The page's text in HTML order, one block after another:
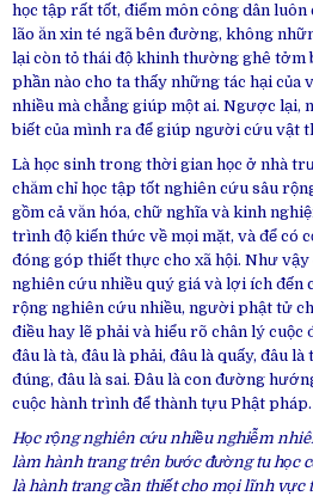
học tập rất tốt, điểm môn công dân luôn
lão ăn xin té ngã bên đường, không
lại còn tỏ thái độ khinh thường ghê tởm
phần nào cho ta thấy những tác hại của
nhiều mà chẳng giúp một ai. Ngược lại,
biết của mình ra để giúp người cứu vật
Là học sinh trong thời gian học ở nhà
chăm chỉ học tập tốt nghiên cứu sâu
gồm cả văn hóa, chữ nghĩa và kinh
trình độ kiến thức về mọi mặt, và để có
đóng góp thiết thực cho xã hội. Như
nghiên cứu nhiều quý giá và lợi ích đến
rộng nghiên cứu nhiều, người phật tử
điều hay lẽ phải và hiểu rõ chân lý cuộc
đâu là tà, đâu là phải, đâu là quấy, đâu là
đúng, đâu là sai. Đâu là con đường
cuộc hành trình để thành tựu Phật pháp.
Học rộng nghiên cứu nhiều nghiễm
làm hành trang trên bước đường tu học
là hành trang cần thiết cho mọi lĩnh vực